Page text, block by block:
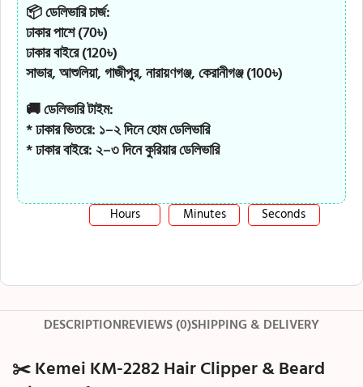
📦 ডেলিভারি চার্জ:
ঢাকার পাশে (70৳)
ঢাকার বাইরে (120৳)
সাভার, আশুলিয়া, গাজীপুর, নারায়ণগঞ্জ, কেরানীগঞ্জ (100৳)
🚚 ডেলিভারি টাইম:
* ঢাকার ভিতরে: ১–২ দিনে হোম ডেলিভারি
* ঢাকার বাইরে: ২–৩ দিনে কুরিয়ার ডেলিভারি
Hours Minutes Seconds
DESCRIPTIONREVIEWS (0)SHIPPING & DELIVERY
✂️Kemei KM-2282 Hair Clipper & Beard